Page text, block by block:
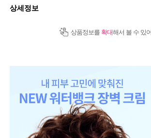
상세정보
상품정보를 확대해서 볼 수 있